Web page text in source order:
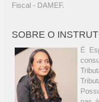
Fiscal - DAMEF.
SOBRE O
É